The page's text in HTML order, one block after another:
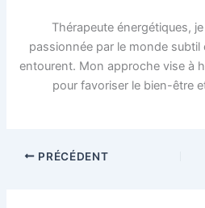
Thérapeute énergétiques,
passionnée par le monde subtil
entourent. Mon approche vise à
pour favoriser le bien-être
PRÉCÉDENT